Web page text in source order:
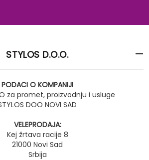
STYLOS D.O.O.
PODACI O KOMPANIJI
za promet, proizvodnju i usluge
DOO NOVI SAD
VELEPRODAJA:
Kej žrtava racije 8
21000 Novi Sad
Srbija